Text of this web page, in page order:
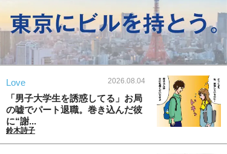
Love 2026.08.04
「男子大学生を誘惑してる」お局
の嘘でパート退職。巻き込んだ彼
に“謝...
鈴木詩子